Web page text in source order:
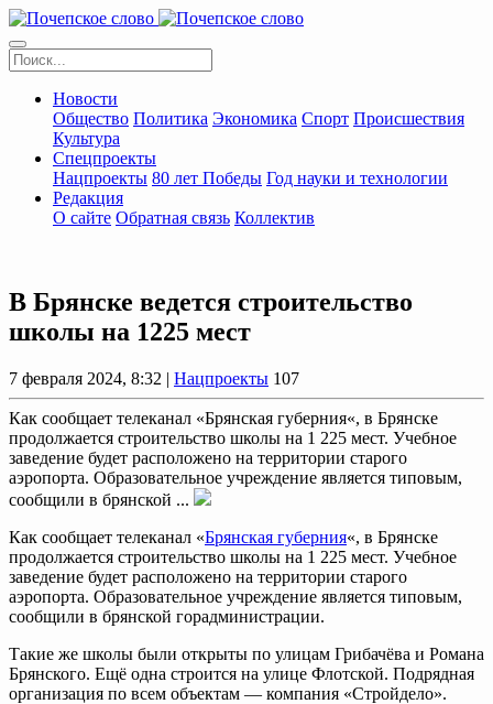
Новости
Общество Политика Экономика Спорт Происшествия
Культура
Спецпроекты
Нацпроекты 80 лет Победы Год науки и технологии
Редакция
О сайте Обратная связь Коллектив
В Брянске ведется строительство
школы на 1225 мест
7 февраля 2024, 8:32 | Нацпроекты 107
Как сообщает телеканал «Брянская губерния«, в Брянске
продолжается строительство школы на 1 225 мест. Учебное
заведение будет расположено на территории старого
аэропорта. Образовательное учреждение является типовым,
сообщили в брянской ...
Как сообщает телеканал «Брянская губерния«, в Брянске
продолжается строительство школы на 1 225 мест. Учебное
заведение будет расположено на территории старого
аэропорта. Образовательное учреждение является типовым,
сообщили в брянской горадминистрации.
Такие же школы были открыты по улицам Грибачёва и Романа
Брянского. Ещё одна строится на улице Флотской. Подрядная
организация по всем объектам — компания «Стройдело».